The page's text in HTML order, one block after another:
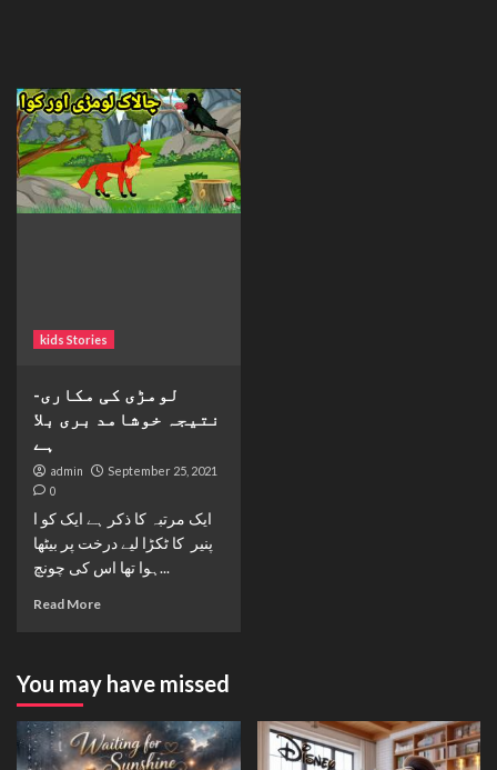
kids Stories
لومڑی کی مکاری-
نتیجہ خوشامد بری بلا
ہے
admin September 25, 2021
0
ایک مرتبہ کا ذکر ہے ایک کو ا
پنیر کا ٹکڑا لیے درخت پر بیٹھا
ہوا تھا اس کی چونچ...
Read More
You may have missed